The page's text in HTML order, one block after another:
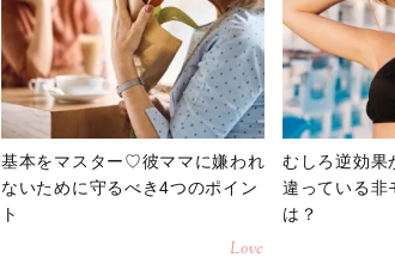
基本をマスター♡彼ママに嫌われ
ないために守るべき4つのポイン
ト
Love
むしろ逆効果
違っている非
は？